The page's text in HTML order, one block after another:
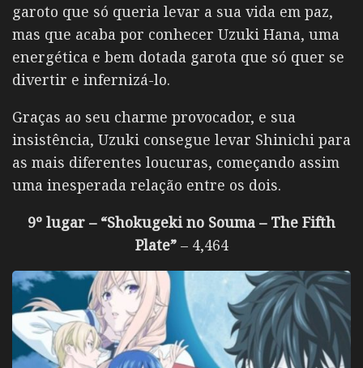
garoto que só queria levar a sua vida em paz,
mas que acaba por conhecer Uzuki Hana, uma
energética e bem dotada garota que só quer se
divertir e infernizá-lo.
Graças ao seu charme provocador, e sua
insistência, Uzuki consegue levar Shinichi para
as mais diferentes loucuras, começando assim
uma inesperada relação entre os dois.
9º lugar – “Shokugeki no Souma – The Fifth
Plate”– 4,464